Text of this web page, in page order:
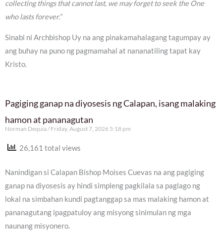
collecting things that cannot last, we may forget to seek the One
who lasts forever.”
Sinabi ni Archbishop Uy na ang pinakamahalagang tagumpay ay
ang buhay na puno ng pagmamahal at nananatiling tapat kay
Kristo.
Pagiging ganap na diyosesis ng Calapan, isang malaking
hamon at pananagutan
Norman Dequia Friday, August 7, 2026 5:18 pm
26,161 total views
Nanindigan si Calapan Bishop Moises Cuevas na ang pagiging
ganap na diyosesis ay hindi simpleng pagkilala sa paglago ng
lokal na simbahan kundi pagtanggap sa mas malaking hamon at
pananagutang ipagpatuloy ang misyong sinimulan ng mga
naunang misyonero.